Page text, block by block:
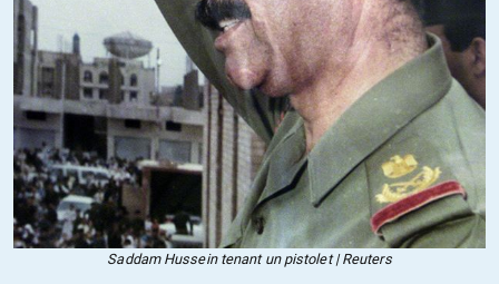
Saddam Hussein tenant un pistolet | Reuters